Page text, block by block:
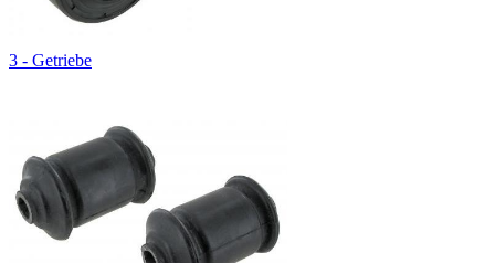
3 - Getriebe